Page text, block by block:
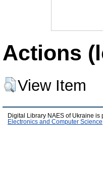
Actions
View Item
Digital Library NAES of Ukraine is
Electronics and Computer Science